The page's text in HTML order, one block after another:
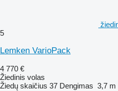
5
Lemken VarioPack
4 770 €
Žiedinis volas
Žiedų skaičius 37 Dengimas 3,7 m